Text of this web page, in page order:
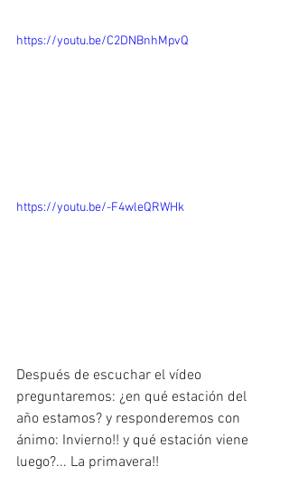
https://youtu.be/C2DNBnhMpvQ
https://youtu.be/-F4wleQRWHk
Después de escuchar el vídeo
preguntaremos: ¿en qué estación del
año estamos? y responderemos con
ánimo: Invierno!! y qué estación viene
luego?... La primavera!!